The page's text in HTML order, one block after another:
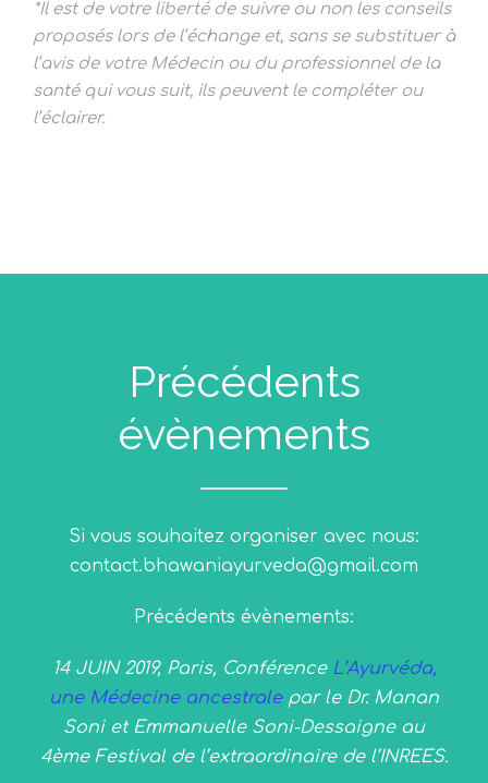
*Il est de votre liberté de suivre ou non les conseils
proposés lors de l’échange et, sans se substituer à
l’avis de votre Médecin ou du professionnel de la
santé qui vous suit, ils peuvent le compléter ou
l’éclairer.
Précédents
évènements
Si vous souhaitez organiser avec nous:
contact.bhawaniayurveda@gmail.com
Précédents évènements:
14 JUIN 2019, Paris, Conférence L’Ayurvéda,
une Médecine ancestralepar le Dr. Manan
Soni et Emmanuelle Soni-Dessaigne au
4ème Festival de l’extraordinaire de l’INREES.